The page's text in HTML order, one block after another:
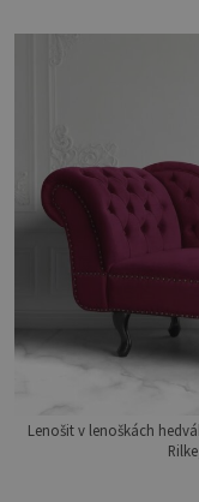
Lenošit v lenoškách